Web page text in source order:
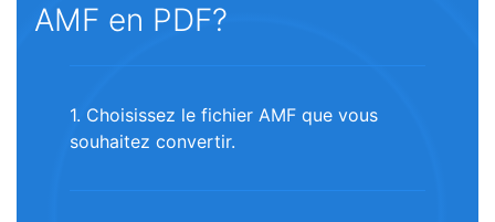
AMF en PDF?
1. Choisissez le fichier AMF que vous
souhaitez convertir.